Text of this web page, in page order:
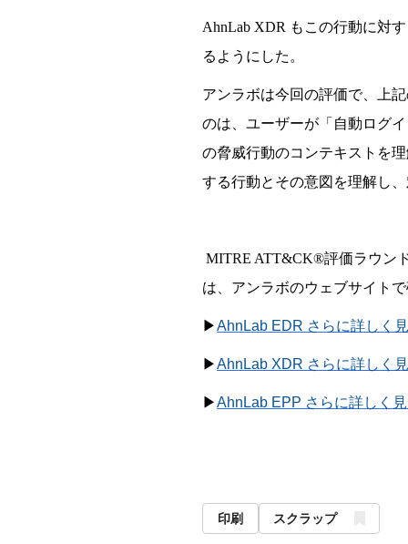
AhnLab XDR もこの行動に対
るようにした。
アンラボは今回の評価で、上
のは、ユーザーが「自動ログ
の脅威行動のコンテキストを
する行動とその意図 を理解し、
MITRE ATT&CK®評価ラウン
は、 アンラボのウェブサイト
▶AhnLab EDR さらに詳しく
▶AhnLab XDR さらに詳しく
▶AhnLab EPP さらに詳しく
印刷 スクラップ